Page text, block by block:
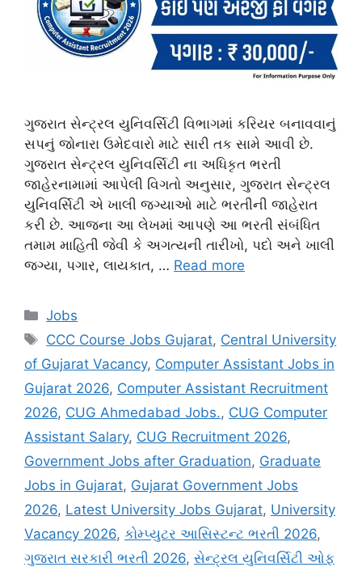
ગુજરાત સેન્ટ્રલ યુનિવર્સિટી વિભાગમાં કરિયર બનાવવાનું
સપનું જોનારા ઉમેદવારો માટે સારી તક સામે આવી છે.
ગુજરાત સેન્ટ્રલ યુનિવર્સિટી ના અધિકૃત ભરતી
જાહેરનામામાં આપેલી વિગતો અનુસાર, ગુજરાત સેન્ટ્રલ
યુનિવર્સિટી એ ખાલી જગ્યાઓ માટે ભરતીની જાહેરાત
કરી છે. આજના આ લેખમાં આપણે આ ભરતી સંબંધિત
તમામ માહિતી જેવી કે અગત્યની તારીખો, પદો અને ખાલી
જગ્યા, પગાર, લાયકાત, … Read more
Categories
Jobs
Tags
CCC Course Jobs Gujarat, Central University
of Gujarat Vacancy, Computer Assistant Jobs in
Gujarat 2026, Computer Assistant Recruitment
2026, CUG Ahmedabad Jobs., CUG Computer
Assistant Salary, CUG Recruitment 2026,
Government Jobs after Graduation, Graduate
Jobs in Gujarat, Gujarat Government Jobs
2026, Latest University Jobs Gujarat, University
Vacancy 2026, કોમ્પ્યુટર આસિસ્ટન્ટ ભરતી 2026,
ગુજરાત સરકારી ભરતી 2026, સેન્ટ્રલ યુનિવર્સિટી ઓફ